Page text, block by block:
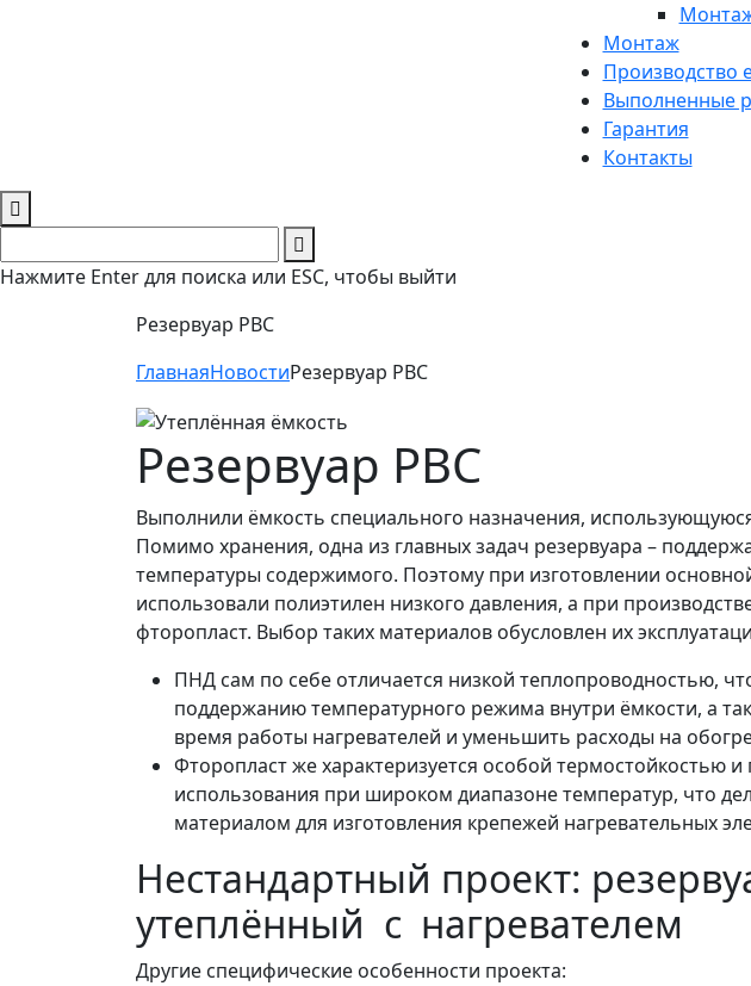
Монтаж
Производство
Выполненные
Гарантия
Контакты
Нажмите Enter для поиска или ESC, чтобы выйти
Резервуар РВС
ГлавнаяНовостиРезервуар РВС
Резервуар РВС
Выполнили ёмкость специального назначения,
Помимо хранения, одна из главных задач резервуара –
температуры содержимого. Поэтому при изготовлении
использовали полиэтилен низкого давления, а при
фторопласт. Выбор таких материалов обусловлен их
ПНД сам по себе отличается низкой теплопроводностью,
поддержанию температурного режима внутри ёмкости, а
время работы нагревателей и уменьшить расходы на
Фторопласт же характеризуется особой термостойкостью и
использования при широком диапазоне температур, что
материалом для изготовления крепежей нагревательных
Нестандартный проект:
утеплённый с нагревателем
Другие специфические особенности проекта: